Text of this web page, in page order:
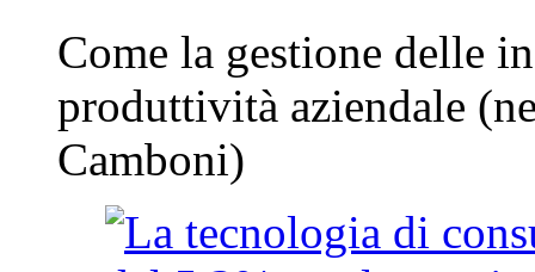
Come la gestione delle
produttività aziendale
Camboni)